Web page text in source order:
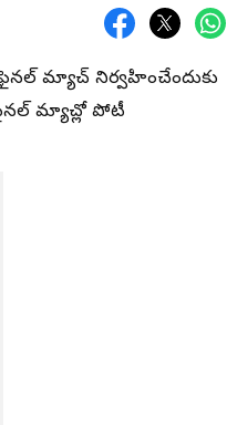
ఫైనల్ మ్యాచ్ నిర్వహించేందుకు
మ్యాచ్లో పోటీ